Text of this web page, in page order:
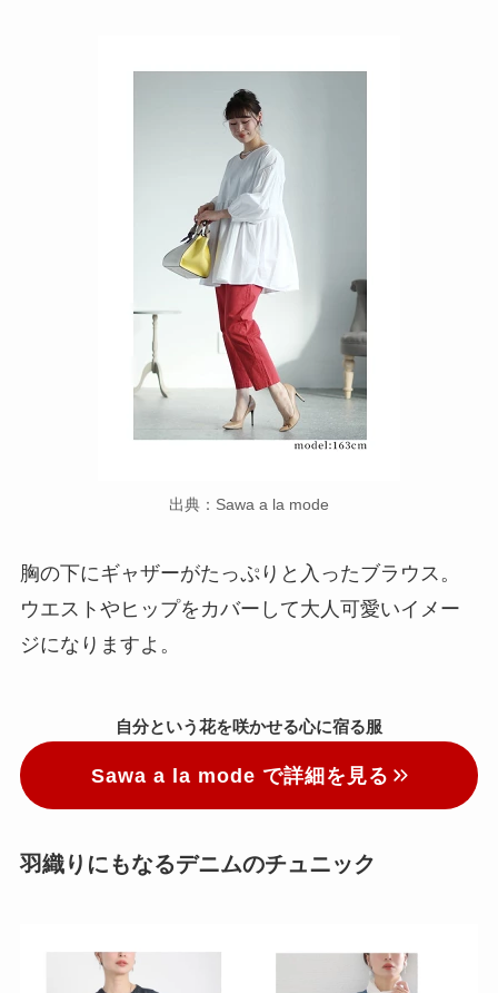
出典：Sawa a la mode
胸の下にギャザーがたっぷりと入ったブラウス。
ウエストやヒップをカバーして大人可愛いイメー
ジになりますよ。
自分という花を咲かせる心に宿る服
Sawa a la mode で詳細を見る
羽織りにもなるデニムのチュニック